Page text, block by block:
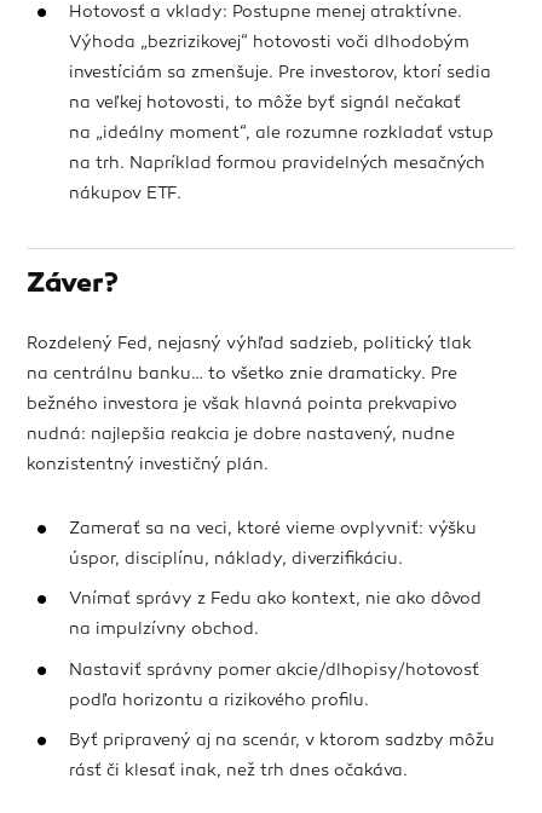
Hotovosť a vklady: Postupne menej atraktívne.
Výhoda „bezrizikovej“ hotovosti voči dlhodobým
investíciám sa zmenšuje. Pre investorov, ktorí sedia
na veľkej hotovosti, to môže byť signál nečakať
na „ideálny moment“, ale rozumne rozkladať vstup
na trh. Napríklad formou pravidelných mesačných
nákupov ETF.
Záver?
Rozdelený Fed, nejasný výhľad sadzieb, politický tlak
na centrálnu banku… to všetko znie dramaticky. Pre
bežného investora je však hlavná pointa prekvapivo
nudná: najlepšia reakcia je dobre nastavený, nudne
konzistentný investičný plán.
Zamerať sa na veci, ktoré vieme ovplyvniť: výšku
úspor, disciplínu, náklady, diverzifikáciu.
Vnímať správy z Fedu ako kontext, nie ako dôvod
na impulzívny obchod.
Nastaviť správny pomer akcie/dlhopisy/hotovosť
podľa horizontu a rizikového profilu.
Byť pripravený aj na scenár, v ktorom sadzby môžu
rásť či klesať inak, než trh dnes očakáva.